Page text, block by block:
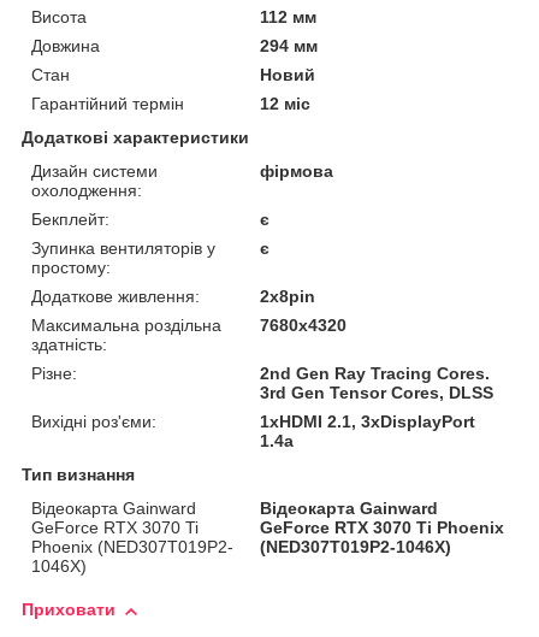
Висота
112 мм
Довжина
294 мм
Стан
Новий
Гарантійний термін
12 міс
Додаткові характеристики
Дизайн системи
охолодження:
фірмова
Бекплейт:
є
Зупинка вентиляторів у
простому:
є
Додаткове живлення:
2x8pin
Максимальна роздільна
здатність:
7680x4320
Різне:
2nd Gen Ray Tracing Cores.
3rd Gen Tensor Cores, DLSS
Вихідні роз'єми:
1xHDMI 2.1, 3хDisplayPort
1.4a
Тип визнання
Відеокарта Gainward
GeForce RTX 3070 Ti
Phoenix (NED307T019P2-
1046X)
Відеокарта Gainward
GeForce RTX 3070 Ti Phoenix
(NED307T019P2-1046X)
Приховати